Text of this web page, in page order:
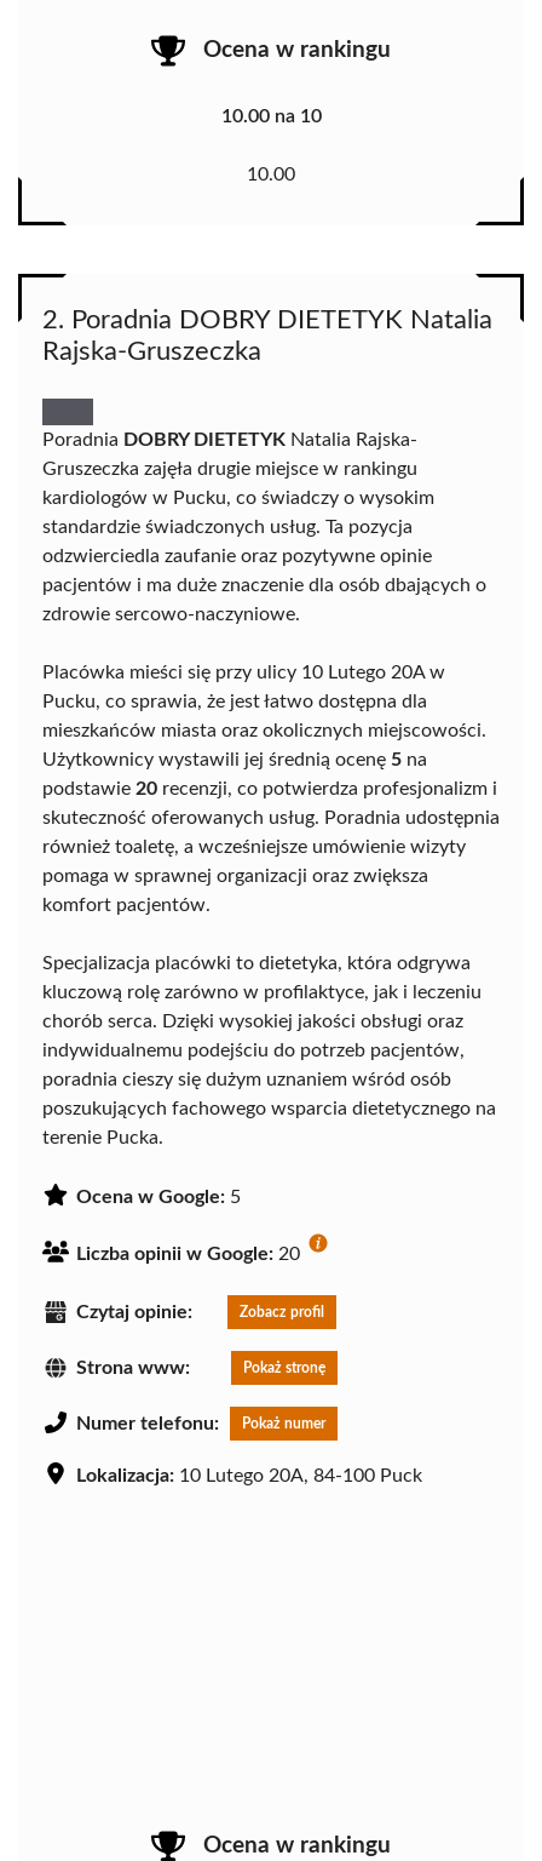
Ocena w rankingu
10.00 na 10
10.00
2. Poradnia DOBRY DIETETYK Natalia
Rajska-Gruszeczka
Poradnia DOBRY DIETETYK Natalia Rajska-
Gruszeczka zajęła drugie miejsce w rankingu
kardiologów w Pucku, co świadczy o wysokim
standardzie świadczonych usług. Ta pozycja
odzwierciedla zaufanie oraz pozytywne opinie
pacjentów i ma duże znaczenie dla osób dbających o
zdrowie sercowo-naczyniowe.
Placówka mieści się przy ulicy 10 Lutego 20A w
Pucku, co sprawia, że jest łatwo dostępna dla
mieszkańców miasta oraz okolicznych miejscowości.
Użytkownicy wystawili jej średnią ocenę 5 na
podstawie 20 recenzji, co potwierdza profesjonalizm i
skuteczność oferowanych usług. Poradnia udostępnia
również toaletę, a wcześniejsze umówienie wizyty
pomaga w sprawnej organizacji oraz zwiększa
komfort pacjentów.
Specjalizacja placówki to dietetyka, która odgrywa
kluczową rolę zarówno w profilaktyce, jak i leczeniu
chorób serca. Dzięki wysokiej jakości obsługi oraz
indywidualnemu podejściu do potrzeb pacjentów,
poradnia cieszy się dużym uznaniem wśród osób
poszukujących fachowego wsparcia dietetycznego na
terenie Pucka.
Ocena w Google: 5
Liczba opinii w Google: 20
Czytaj opinie: Zobacz profil
Strona www: Pokaż stronę
Numer telefonu: Pokaż numer
Lokalizacja: 10 Lutego 20A, 84-100 Puck
Ocena w rankingu